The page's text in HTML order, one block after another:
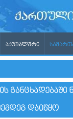
ᲐᲥᲢᲣᲐᲚᲣᲠᲘ
ᲓᲐᲘᲬᲧᲝ